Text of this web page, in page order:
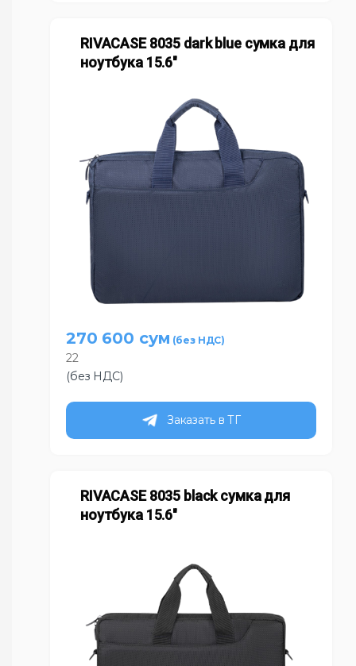
RIVACASE 8035 dark blue сумка для
ноутбука 15.6″
270 600 сум
22
(без НДС)
Заказать в ТГ
RIVACASE 8035 black сумка для
ноутбука 15.6″